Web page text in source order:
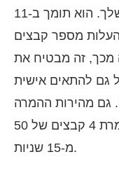
הבחירה המקוונת הטובה ביותר שלך. הוא תומך ב-11
מספר קבצים
מכך, זה מבטיח את
גם להתאים אישית
גם מהירות ההמרה
מהירה. המרת 4 קבצים של 50MB לוקחת לי פחות
מ-15 שניות.